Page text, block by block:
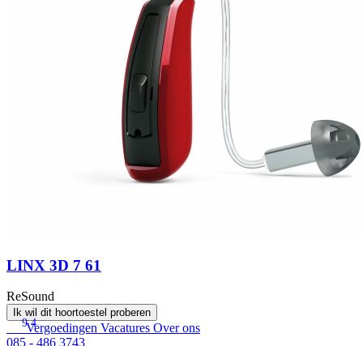
LINX 3D 7 61
ReSound
Ik wil dit hoortoestel proberen
9.4
Vergoedingen Vacatures Over ons
085 - 486 3743